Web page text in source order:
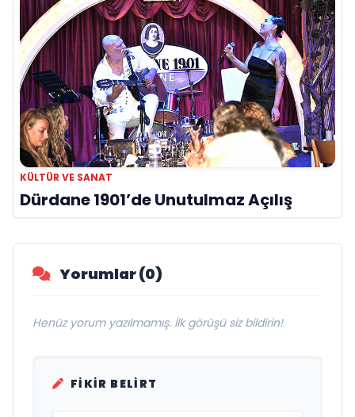
KÜLTÜR VE SANAT
Dürdane 1901’de Unutulmaz Açılış
Yorumlar (0)
Henüz yorum yazılmamış. İlk görüşü siz bildirin!
FIKIR BELIRT